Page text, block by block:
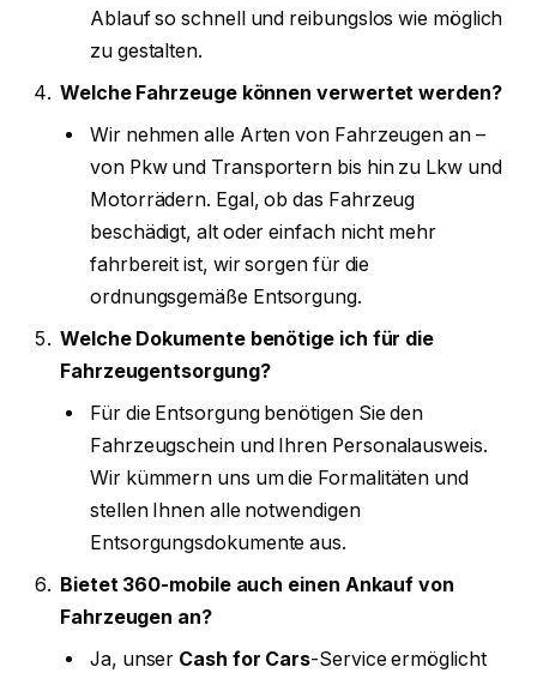
Ablauf so schnell und reibungslos wie möglich
zu gestalten.
Welche Fahrzeuge können verwertet werden?
Wir nehmen alle Arten von Fahrzeugen an –
von Pkw und Transportern bis hin zu Lkw und
Motorrädern. Egal, ob das Fahrzeug
beschädigt, alt oder einfach nicht mehr
fahrbereit ist, wir sorgen für die
ordnungsgemäße Entsorgung.
Welche Dokumente benötige ich für die
Fahrzeugentsorgung?
Für die Entsorgung benötigen Sie den
Fahrzeugschein und Ihren Personalausweis.
Wir kümmern uns um die Formalitäten und
stellen Ihnen alle notwendigen
Entsorgungsdokumente aus.
Bietet 360-mobile auch einen Ankauf von
Fahrzeugen an?
Ja, unser Cash for Cars-Service ermöglicht